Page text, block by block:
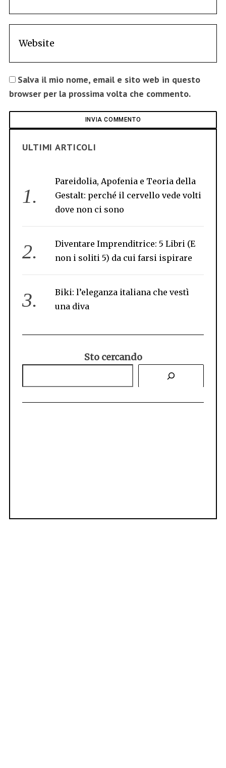
Salva il mio nome, email e sito web in questo
browser per la prossima volta che commento.
ULTIMI ARTICOLI
Pareidolia, Apofenia e Teoria della
Gestalt: perché il cervello vede volti
dove non ci sono
Diventare Imprenditrice: 5 Libri (E
non i soliti 5) da cui farsi ispirare
Biki: l’eleganza italiana che vestì
una diva
Sto cercando